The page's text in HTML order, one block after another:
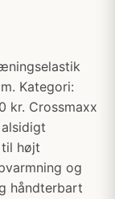
Kategori:
kr. Crossmaxx
højt
og
håndterbart